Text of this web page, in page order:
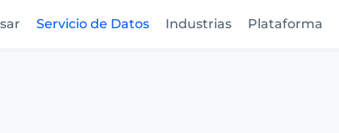
Servicio de Datos Industrias Plataforma